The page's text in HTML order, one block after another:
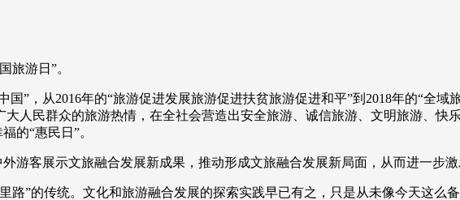
道 VR/AR
入列 人生第一次 人生第二次
会 CBA
体育江湖 文化体育 冰雪道路 足球道路
旅游日”。
国”，从2016年的“旅游促进发展旅游促进扶贫旅游促进和平”到2018年的“全
人民群众的旅游热情，在全社会营造出安全旅游、诚信旅游、文明旅游、快
的“惠民日”。
游客展示文旅融合发展新成果，推动形成文旅融合发展新局面，从而进一步
”的传统。文化和旅游融合发展的探索实践早已有之，只是从未像今天这么备